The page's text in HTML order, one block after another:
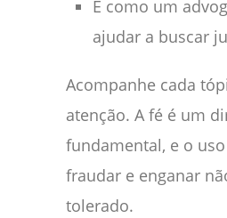
E como um
ajudar a buscar
Acompanhe cada
atenção. A fé é um
fundamental, e o
fraudar e enganar
tolerado.